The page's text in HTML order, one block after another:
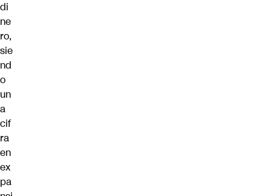
di
ne
ro,
sie
nd
o
un
a
cif
ra
en
ex
pa